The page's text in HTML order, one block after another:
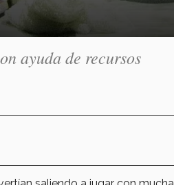
ayuda de recursos